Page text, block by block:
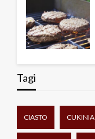
Tagi
CIASTO CUKINIA